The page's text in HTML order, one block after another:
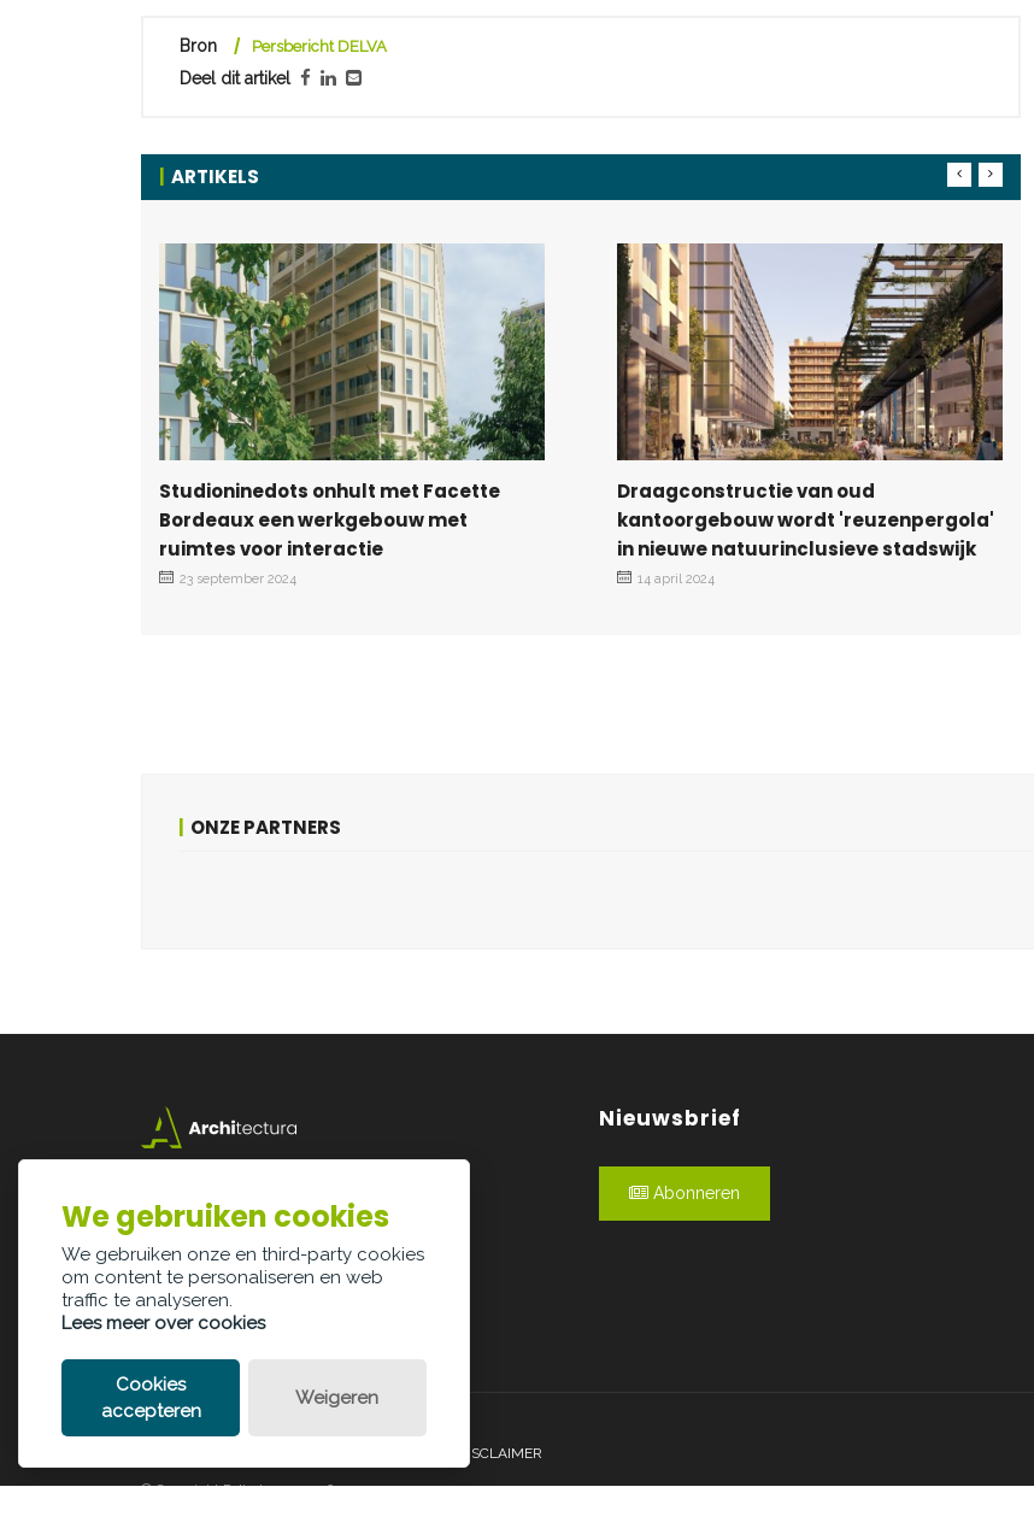
Bron Persbericht DELVA
Deel dit artikel
ARTIKELS
Studioninedots onhult met Facette
Bordeaux een werkgebouw met
ruimtes voor interactie
23 september 2024
Draagconstructie van oud
kantoorgebouw wordt 'reuzenpergola'
in nieuwe natuurinclusieve stadswijk
14 april 2024
ONZE PARTNERS
3500 Hasselt
info@architectura.be
Nieuwsbrief
Abonneren
LEGAL DISCLAIMER
© Copyright Palindroom 2026
We gebruiken cookies
We gebruiken onze en third-party cookies
om content te personaliseren en web
traffic te analyseren.
Lees meer over cookies
Cookies
accepteren
Weigeren